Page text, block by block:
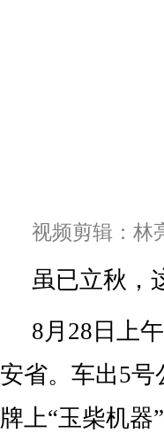
视频剪辑：林
虽已立秋，
8月28日上
安省。车出5
牌上“玉柴机器